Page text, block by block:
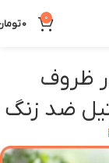
0
0
ظروف
ضد زنگ